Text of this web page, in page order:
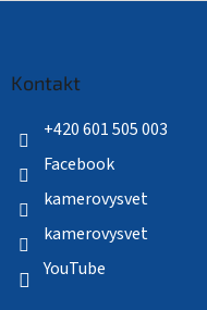
Kontakt
+420 601 505 003
Facebook
kamerovysvet
kamerovysvet
YouTube